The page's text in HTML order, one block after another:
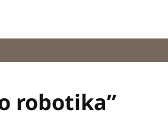
robotika”